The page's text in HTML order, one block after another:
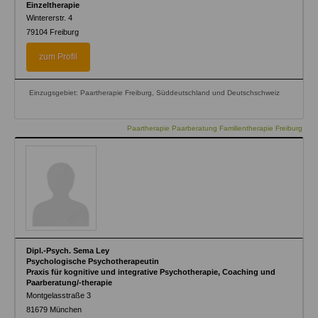
Einzeltherapie
Wintererstr. 4
79104 Freiburg
zum Profil
Einzugsgebiet: Paartherapie Freiburg, Süddeutschland und Deutschschweiz
Paartherapie Paarberatung Familientherapie Freiburg
Dipl.-Psych. Sema Ley
Psychologische Psychotherapeutin
Praxis für kognitive und integrative Psychotherapie, Coaching und
Paarberatung/-therapie
Montgelasstraße 3
81679 München